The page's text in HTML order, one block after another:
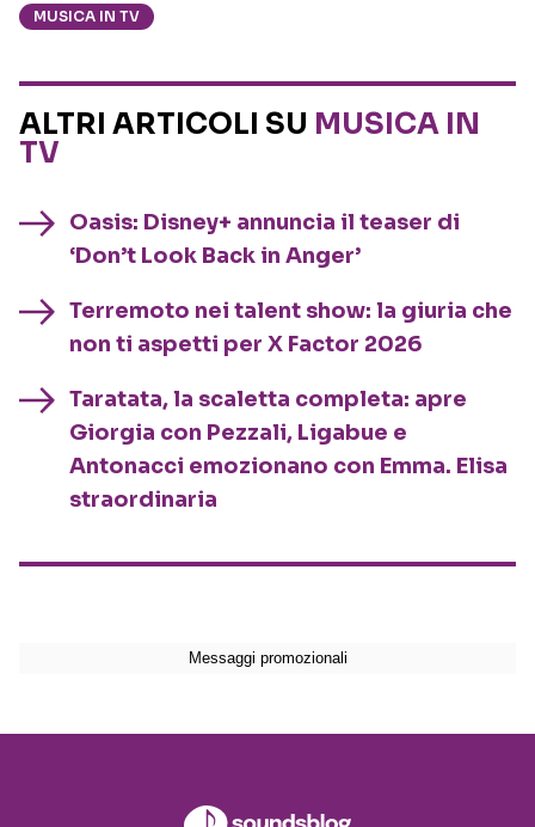
MUSICA IN TV
ALTRI ARTICOLI SU MUSICA IN
TV
Oasis: Disney+ annuncia il teaser di
‘Don’t Look Back in Anger’
Terremoto nei talent show: la giuria che
non ti aspetti per X Factor 2026
Taratata, la scaletta completa: apre
Giorgia con Pezzali, Ligabue e
Antonacci emozionano con Emma. Elisa
straordinaria